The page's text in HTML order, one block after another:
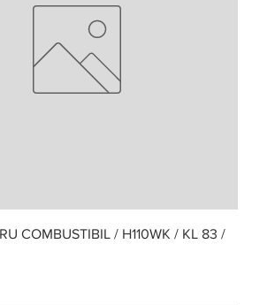
COMBUSTIBIL / H110WK / KL 83 /